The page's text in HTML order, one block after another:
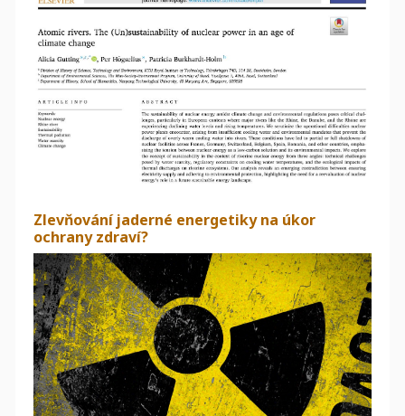
Zlevňování jaderné energetiky na úkor
ochrany zdraví?